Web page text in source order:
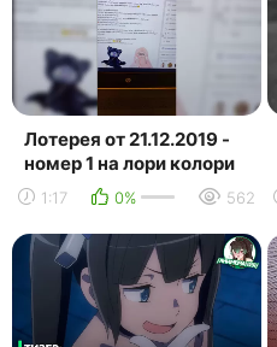
Лотерея от 21.12.2019 -
номер 1 на лори колори
1:17 0% 562